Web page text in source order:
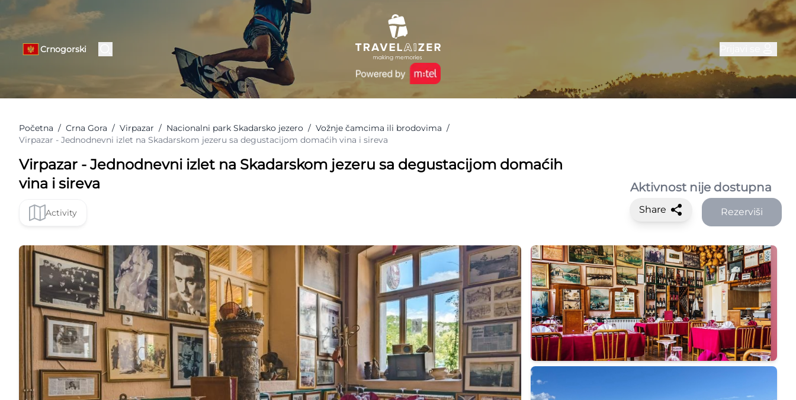
Crnogorski Prijavi se
Početna / Crna Gora / Virpazar / Nacionalni park Skadarsko jezero / Vožnje čamcima ili brodovima /
Virpazar - Jednodnevni izlet na Skadarskom jezeru sa degustacijom domaćih vina i sireva
Virpazar - Jednodnevni izlet na Skadarskom jezeru sa degustacijom domaćih
vina i sireva
Activity
Aktivnost nije dostupna
Share Rezerviši